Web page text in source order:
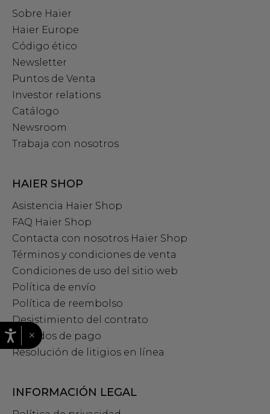
Sobre Haier
Haier Europe
Código ético
Newsletter
Puntos de Venta
Investor relations
Catálogo
Newsroom
Trabaja con nosotros
HAIER SHOP
Asistencia Haier Shop
FAQ Haier Shop
Contacta con nosotros Haier Shop
Términos y condiciones de venta
Condiciones de uso del sitio web
Política de envío
Política de reembolso
Desistimiento del contrato
Métodos de pago
Resolución de litigios en línea
INFORMACIÓN LEGAL
×